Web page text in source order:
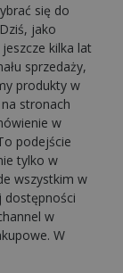
się do
jako
kilka lat
sprzedaży,
produkty w
stronach
w
podejście
tylko w
wszystkim w
dostępności
w
W